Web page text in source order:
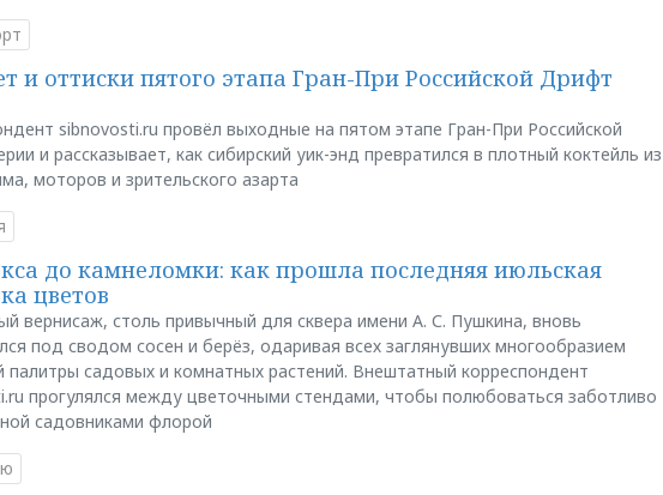
и оттиски пятого этапа Гран-При Российской Дрифт
sibnovosti.ru провёл выходные на пятом этапе Гран-При Российской
и рассказывает, как сибирский уик-энд превратился в плотный коктейль из
моторов и зрительского азарта
до камнеломки: как прошла последняя июльская
цветов
вернисаж, столь привычный для сквера имени А. С. Пушкина, вновь
под сводом сосен и берёз, одаривая всех заглянувших многообразием
палитры садовых и комнатных растений. Внештатный корреспондент
прогулялся между цветочными стендами, чтобы полюбоваться заботливо
садовниками флорой